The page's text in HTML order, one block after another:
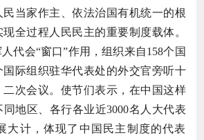
民当家作主、依法治国有机统一的根
全过程人民民主的重要制度载体。
代会“窗口”作用，组织来自158个国
国际组织驻华代表处的外交官旁听十
二次会议。使节们表示，在中国这样
地区、各行各业近3000名人大代表
大计，体现了中国民主制度的代表